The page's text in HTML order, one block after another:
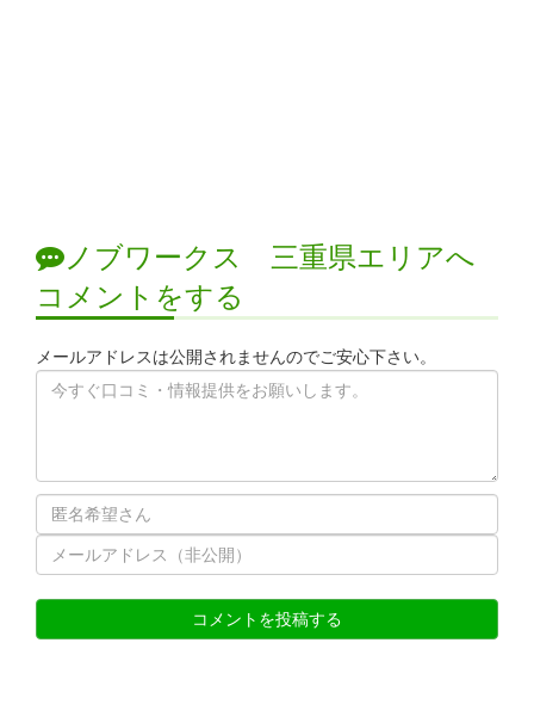
ノブワークス 三重県エリアへ
コメントをする
メールアドレスは公開されませんのでご安心下さい。